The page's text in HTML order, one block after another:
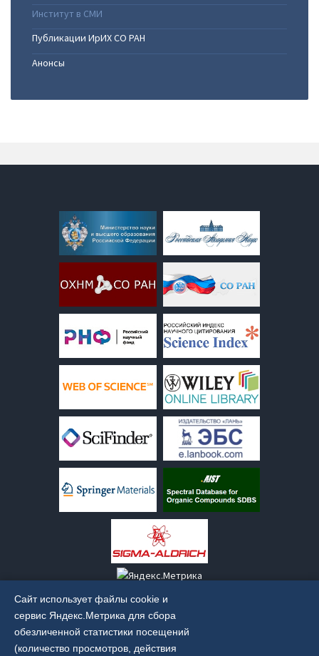
Институт в СМИ
Публикации ИрИХ СО РАН
Анонсы
Сайт использует файлы cookie и
сервис Яндекс.Метрика для сбора
обезличенной статистики посещений
(количество просмотров, действия